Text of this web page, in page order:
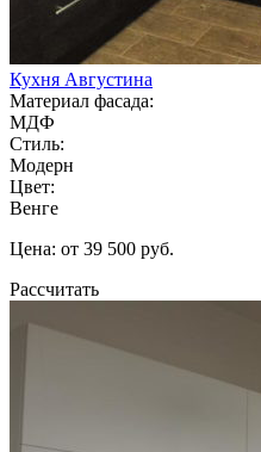
Кухня Августина
Материал фасада:
МДФ
Стиль:
Модерн
Цвет:
Венге
Цена: от 39 500 руб.
Рассчитать